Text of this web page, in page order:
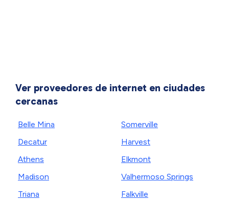
Ver proveedores de internet en ciudades
cercanas
Belle Mina
Decatur
Athens
Madison
Triana
Somerville
Harvest
Elkmont
Valhermoso Springs
Falkville